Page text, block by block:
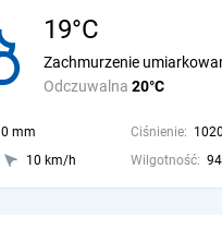
19°C
Odczuwalna 20°C
Zachmurzenie
0 mm Ciśnienie:
10 km/h Wilgotność: